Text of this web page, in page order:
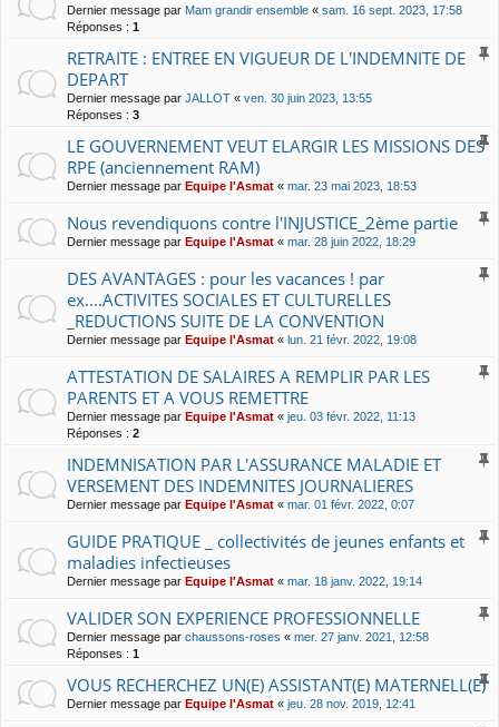
Dernier message par Mam grandir ensemble « sam. 16 sept. 2023, 17:58
Réponses : 1
RETRAITE : ENTREE EN VIGUEUR DE L'INDEMNITE DE
DEPART
Dernier message par JALLOT « ven. 30 juin 2023, 13:55
Réponses : 3
LE GOUVERNEMENT VEUT ELARGIR LES MISSIONS DES
RPE (anciennement RAM)
Dernier message par Equipe l'Asmat « mar. 23 mai 2023, 18:53
Nous revendiquons contre l'INJUSTICE_2ème partie
Dernier message par Equipe l'Asmat « mar. 28 juin 2022, 18:29
DES AVANTAGES : pour les vacances ! par
ex....ACTIVITES SOCIALES ET CULTURELLES
_REDUCTIONS SUITE DE LA CONVENTION
Dernier message par Equipe l'Asmat « lun. 21 févr. 2022, 19:08
ATTESTATION DE SALAIRES A REMPLIR PAR LES
PARENTS ET A VOUS REMETTRE
Dernier message par Equipe l'Asmat « jeu. 03 févr. 2022, 11:13
Réponses : 2
INDEMNISATION PAR L'ASSURANCE MALADIE ET
VERSEMENT DES INDEMNITES JOURNALIERES
Dernier message par Equipe l'Asmat « mar. 01 févr. 2022, 0:07
GUIDE PRATIQUE _ collectivités de jeunes enfants et
maladies infectieuses
Dernier message par Equipe l'Asmat « mar. 18 janv. 2022, 19:14
VALIDER SON EXPERIENCE PROFESSIONNELLE
Dernier message par chaussons-roses « mer. 27 janv. 2021, 12:58
Réponses : 1
VOUS RECHERCHEZ UN(E) ASSISTANT(E) MATERNELL(E)
Dernier message par Equipe l'Asmat « jeu. 28 nov. 2019, 12:41